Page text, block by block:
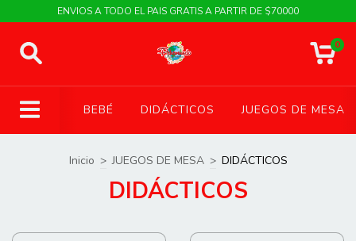
ENVIOS A TODO EL PAIS GRATIS A PARTIR DE $70000
0
BEBÉ DIDÁCTICOS JUEGOS DE MESA
Inicio > JUEGOS DE MESA > DIDÁCTICOS
DIDÁCTICOS